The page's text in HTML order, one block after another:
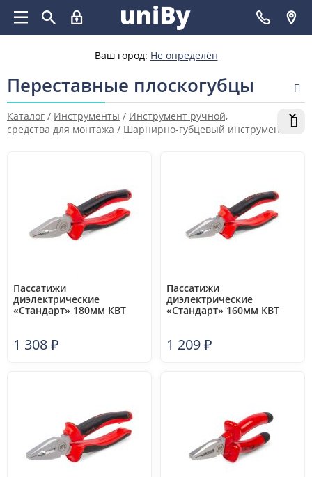
Ваш город: Не определён
Переставные плоскогубцы
Каталог / Инструменты / Инструмент ручной,
средства для монтажа / Шарнирно-губцевый инструмент
/
Пассатижи
диэлектрические
«Стандарт» 180мм КВТ
1 308₽
Пассатижи
диэлектрические
«Стандарт» 160мм КВТ
1 209₽